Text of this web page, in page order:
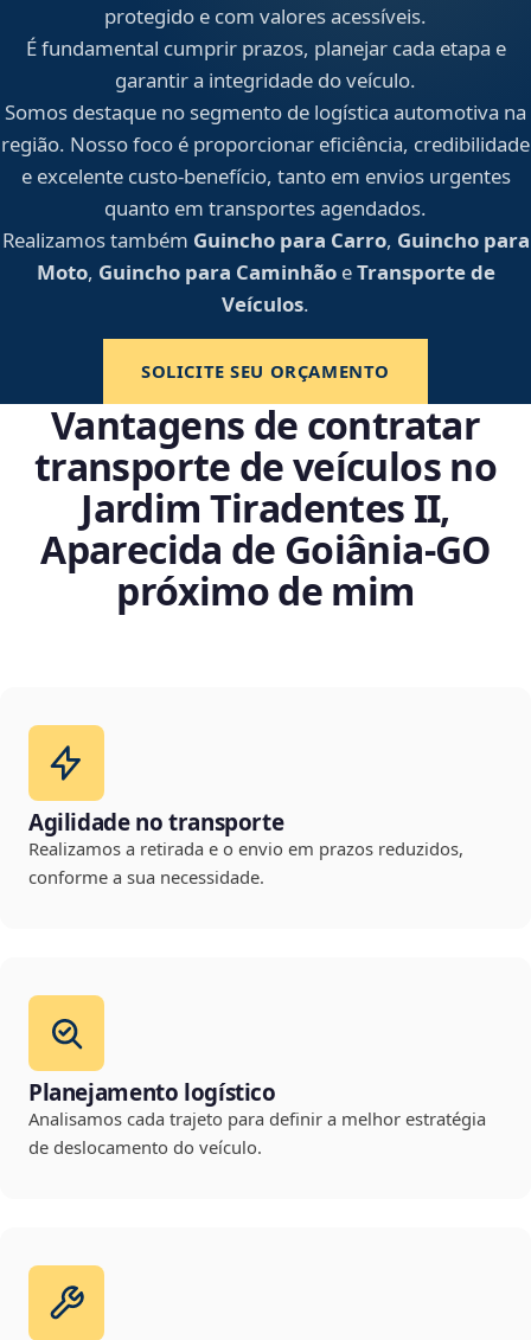
protegido e com valores acessíveis.
É fundamental cumprir prazos, planejar cada etapa e
garantir a integridade do veículo.
Somos destaque no segmento de logística automotiva na
região. Nosso foco é proporcionar eficiência, credibilidade
e excelente custo-benefício, tanto em envios urgentes
quanto em transportes agendados.
Realizamos também Guincho para Carro, Guincho para
Moto, Guincho para CaminhãoeTransporte de
Veículos.
SOLICITE SEU ORÇAMENTO
Vantagens de contratar
transporte de veículos no
Jardim Tiradentes II,
Aparecida de Goiânia‑GO
próximo de mim
Agilidade no transporte
Realizamos a retirada e o envio em prazos reduzidos,
conforme a sua necessidade.
Planejamento logístico
Analisamos cada trajeto para definir a melhor estratégia
de deslocamento do veículo.